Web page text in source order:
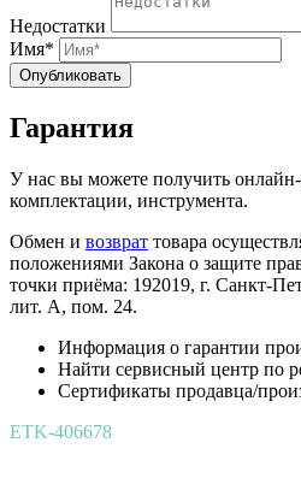
Недостатки
Имя*
Опубликовать
Гарантия
У нас вы можете получить
комплектации, инструмента.
Обмен и возврат товара
положениями Закона о защите
точки приёма: 192019, г. Санкт-
лит. А, пом. 24.
Информация о гарантии
Найти сервисный центр по
Сертификаты продавца/
ETK-406678